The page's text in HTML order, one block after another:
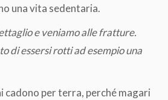
una vita sedentaria.
e veniamo alle fratture.
di essersi rotti ad esempio una
cadono per terra, perché magari